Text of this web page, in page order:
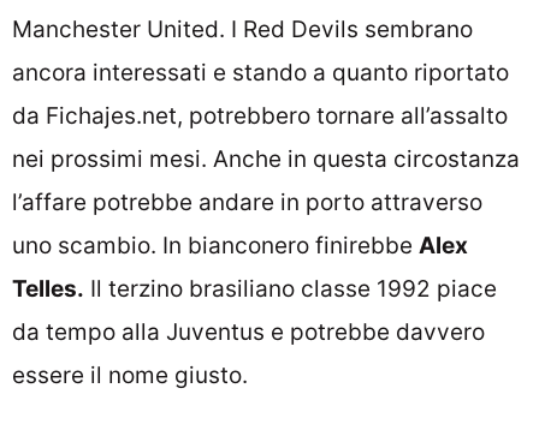
Manchester United. I Red Devils sembrano
ancora interessati e stando a quanto riportato
da Fichajes.net, potrebbero tornare all’assalto
nei prossimi mesi. Anche in questa circostanza
l’affare potrebbe andare in porto attraverso
uno scambio. In bianconero finirebbe Alex
Telles. Il terzino brasiliano classe 1992 piace
da tempo alla Juventus e potrebbe davvero
essere il nome giusto.